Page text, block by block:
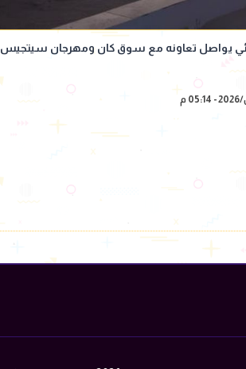
يواصل تعاونه مع سوق كان ومهرجان سيتجيس